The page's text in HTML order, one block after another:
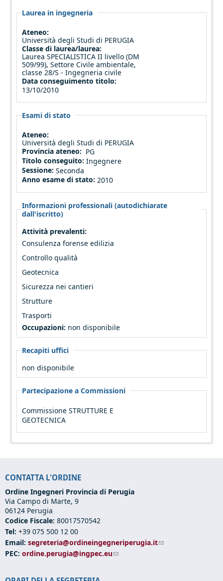
Laurea in ingegneria
Ateneo:
Università degli Studi di PERUGIA
Classe di laurea/laurea:
Laurea SPECIALISTICA II livello (DM
509/99), Settore Civile ambientale,
classe 28/S - Ingegneria civile
Data conseguimento titolo:
13/10/2010
Esami di stato
Ateneo:
Università degli Studi di PERUGIA
Provincia ateneo: PG
Titolo conseguito:Ingegnere
Sessione:Seconda
Anno esame di stato: 2010
Informazioni professionali (autodichiarate
dall'iscritto)
Attività prevalenti:
Consulenza forense edilizia
Controllo qualità
Geotecnica
Sicurezza nei cantieri
Strutture
Trasporti
Occupazioni: non disponibile
Recapiti uffici
non disponibile
Partecipazione a Commissioni
Commissione STRUTTURE E
GEOTECNICA
CONTATTA L'ORDINE
Ordine Ingegneri Provincia di Perugia
Via Campo di Marte, 9
06124 Perugia
Codice Fiscale: 80017570542
Tel: +39 075 500 12 00
Email: segreteria@ordineingegneriperugia.it(link sends e-mail)
PEC: ordine.perugia@ingpec.eu(link sends e-mail)